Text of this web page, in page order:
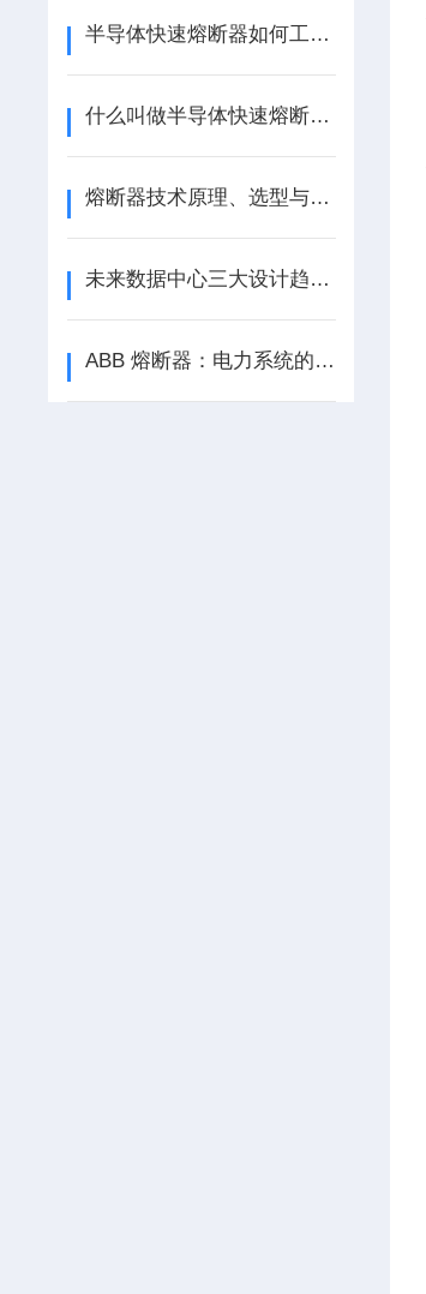
半导体快速熔断器如何工作？
什么叫做半导体快速熔断器？
熔断器技术原理、选型与新能源应用探析
未来数据中心三大设计趋势：模块化、直流化、支持AI规模化应用
ABB 熔断器：电力系统的安全卫士，江苏芯钻时代电子科技有限公司专业供应